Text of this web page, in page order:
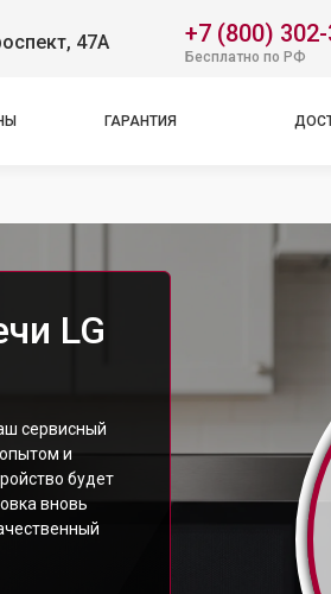
47А +7 (800)
Бесплатно по РФ
ГАРАНТИЯ
LG
сервисный
и
будет
вновь